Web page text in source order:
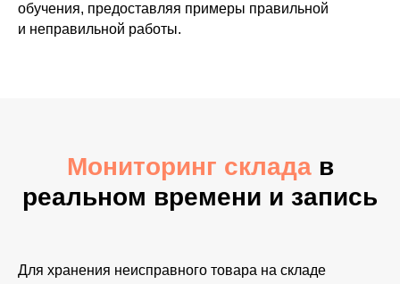
обучения, предоставляя примеры правильной
и неправильной работы.
Мониторинг складав
реальном времени и запись
Для хранения неисправного товара на складе